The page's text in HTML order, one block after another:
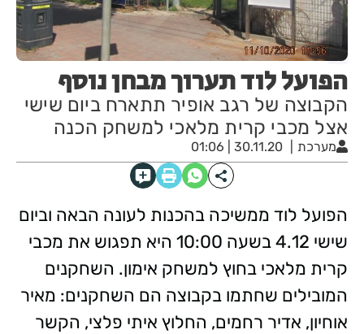
הפועל לוד תערוך מבחן נוסף
הקבוצה של רגב אופיר תתארח ביום שישי
אצל מכבי קרית מלאכי למשחק הכנה
מערכת 30.11.20 | 01:06
הפועל לוד ממשיכה בהכנות לעונה הבאה וביום
שישי 4.12 בשעה 10:00 היא תפגוש את מכבי
קרית מלאכי בחוץ למשחק אימון. השחקנים
המובילים שחתמו בקבוצה הם השחקנים: מאיר
אוחיון, אדיר רחמים, החלוץ איתי פלצי, הקשר